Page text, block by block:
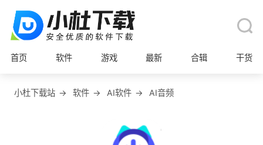
首页 软件 游戏 最新 合辑 干货
小杜下载站 → 软件 → AI软件 → AI音频